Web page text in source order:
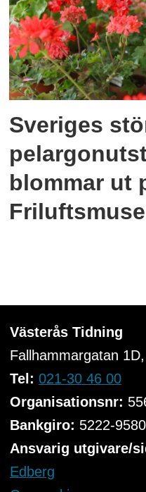
Sveriges
blommar ut
Västerås Tidning
Fallhammargatan
Tel: 021-30 46 00
Organisationsnr:
Bankgiro: 5222-9580
Ansvarig utgivare/
Edberg